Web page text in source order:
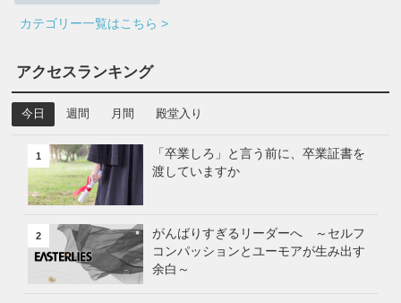
カテゴリー一覧はこちら >
アクセスランキング
今日 週間 月間 殿堂入り
1
「卒業しろ」と言う前に、卒業証書を
渡していますか
2
がんばりすぎるリーダーへ ～セルフ
コンパッションとユーモアが生み出す
余白～